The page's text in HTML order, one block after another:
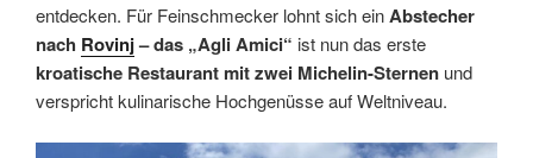
entdecken. Für Feinschmecker lohnt sich einAbstecher
nach Rovinj– das „Agli Amici“ ist nun das erste
kroatische Restaurant mit zwei Michelin-Sternen und
verspricht kulinarische Hochgenüsse auf Weltniveau.